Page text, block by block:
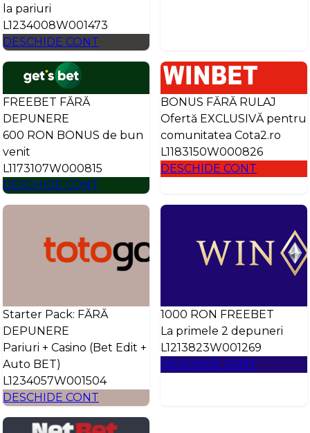
la pariuri
L1234008W001473
DESCHIDE CONT
FREEBET FĂRĂ
DEPUNERE
600 RON BONUS de bun
venit
L1173107W000815
DESCHIDE CONT
BONUS FĂRĂ RULAJ
Ofertă EXCLUSIVĂ pentru
comunitatea Cota2.ro
L1183150W000826
DESCHIDE CONT
Starter Pack: FĂRĂ
DEPUNERE
Pariuri + Casino (Bet Edit +
Auto BET)
L1234057W001504
DESCHIDE CONT
1000 RON FREEBET
La primele 2 depuneri
L1213823W001269
DESCHIDE CONT